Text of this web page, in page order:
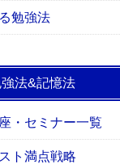
勉強法
法&記憶法
・セミナー一覧
ト満点戦略